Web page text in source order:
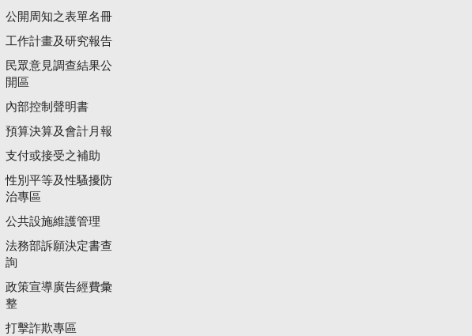
公開周知之表單名冊
工作計畫及研究報告
民眾意見調查結果公
開區
內部控制聲明書
預算決算及會計月報
支付或接受之補助
性別平等及性騷擾防
治專區
公共設施維護管理
法務部訴願決定書查
詢
政策宣導廣告經費彙
整
打擊詐欺專區